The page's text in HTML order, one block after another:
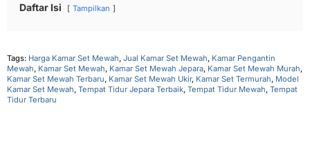
Daftar Isi Tampilkan
Tags: Harga Kamar Set Mewah, Jual Kamar Set Mewah, Kamar Pengantin
Mewah, Kamar Set Mewah, Kamar Set Mewah Jepara, Kamar Set Mewah Murah,
Kamar Set Mewah Terbaru, Kamar Set Mewah Ukir, Kamar Set Termurah, Model
Kamar Set Mewah, Tempat Tidur Jepara Terbaik, Tempat Tidur Mewah, Tempat
Tidur Terbaru